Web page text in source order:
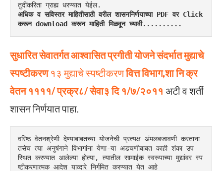
तुदींकरिता ग्राह्य धरण्यात येईल.
अधिक व सविस्तर माहितीसाठी वरील शासननिर्णयाच्या PDF वर Click
करून download करून माहिती मिळवून घ्यावी..........
सुधारितसेवातर्गतआश्वासितप्रगीतीयोजनेसंदर्भातमुद्याचे
स्पष्टीकरण१३ मुद्याचे स्पष्टीकरणवित्तविभाग,शानिक्र
वेतन ११११/ प्रक्र८/ सेवा३ दि १/७/२०११ अटी व शर्ती
शासन निर्णयात पाहा.
वरिष्ठ वेतनश्रेणी देण्याबाबतच्या योजनेची प्रत्यक्ष अंमलबजावणी करताना
तसेच त्या अनुषंगाने विभागांना येणा-या अडचणीबाबत काही शंका उप
स्थित करण्यात आलेल्या होत्या, त्यातील सामाईक स्वरुपाच्या मुद्यांवर स्प
ष्टीकरणात्मक आदेश याव्दारे निर्गमित करण्यात येत आहे